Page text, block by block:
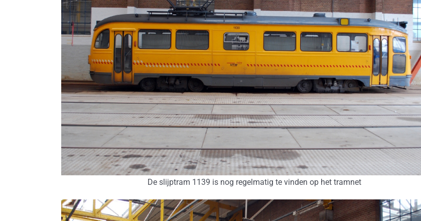
De slijptram 1139 is nog regelmatig te vinden op het tramnet